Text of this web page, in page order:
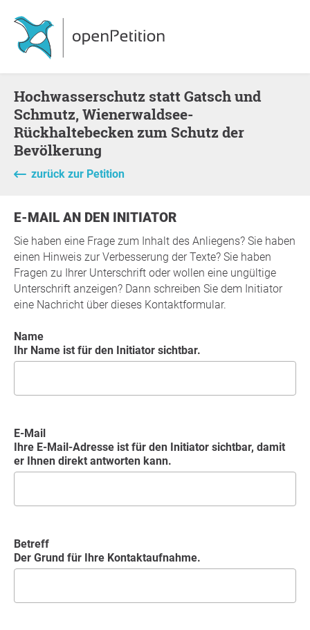
Hochwasserschutz statt Gatsch und
Schmutz, Wienerwaldsee-
Rückhaltebecken zum Schutz der
Bevölkerung
zurück zur Petition
E-MAIL AN DEN INITIATOR
Sie haben eine Frage zum Inhalt des Anliegens? Sie haben
einen Hinweis zur Verbesserung der Texte? Sie haben
Fragen zu Ihrer Unterschrift oder wollen eine ungültige
Unterschrift anzeigen? Dann schreiben Sie dem Initiator
eine Nachricht über dieses Kontaktformular.
Name
Ihr Name ist für den Initiator sichtbar.
E-Mail
Ihre E-Mail-Adresse ist für den Initiator sichtbar, damit
er Ihnen direkt antworten kann.
Betreff
Der Grund für Ihre Kontaktaufnahme.